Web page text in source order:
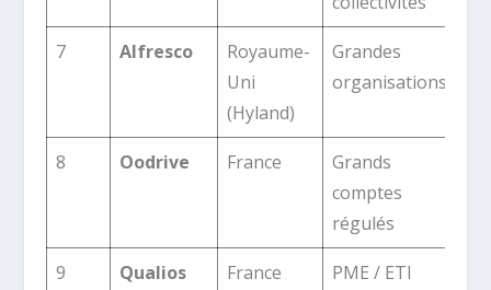
7 Alfresco
Royaume-
Uni
(Hyland)
Grandes
organisations
8 Oodrive France
Grands
comptes
régulés
9 Qualios France
PME / ETI